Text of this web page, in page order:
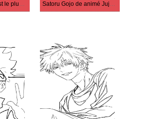
Satoru Gojo qui est le plus fort Satoru Gojo de animé Jujutsu Kaisen